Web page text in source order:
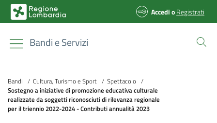
AccedioRegistrati
Bandi e Servizi
Bandi / Cultura, Turismo e Sport / Spettacolo /
Sostegno a iniziative di promozione educativa culturale
realizzate da soggetti riconosciuti di rilevanza regionale
per il triennio 2022-2024 - Contributi annualità 2023